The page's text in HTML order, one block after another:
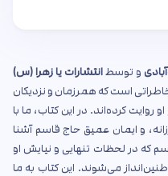
و توسطانتشارات یا زهرا (س)
است که همرزمان و نزدیکان
روایت کرده‌اند. در این کتاب، ما با
و ایمان عمیق حاج قاسم آشنا
که در لحظات تنهایی و نیایش او
می‌شوند. این کتاب به ما